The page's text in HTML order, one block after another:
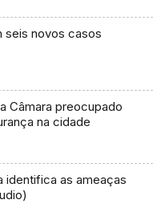
seis novos casos
Câmara preocupado
na cidade
identifica as ameaças